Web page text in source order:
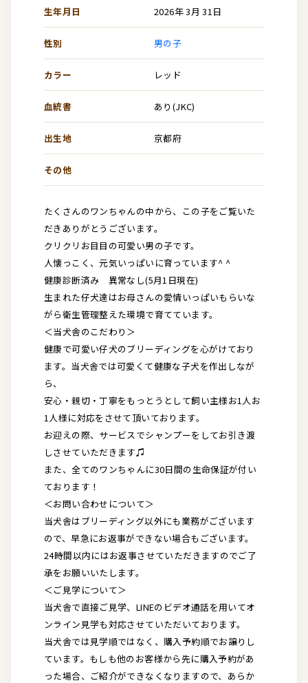
生年月日 2026年 3月 31日
性別 男の子
カラー レッド
血統書 あり(JKC)
出生地 京都府
その他
たくさんのワンちゃんの中から、この子をご覧いた
だきありがとうございます。
クリクリお目目の可愛い男の子です。
人懐っこく、元気いっぱいに育っています^ ^
健康診断済み 異常なし(5月1日現在)
生まれた仔犬達はお母さんの愛情いっぱいもらいな
がら衛生管理整えた環境で育てています。
＜当犬舎のこだわり＞
健康で可愛い仔犬のブリーディングを心がけており
ます。当犬舎では可愛くて健康な子犬を作出しなが
ら、
安心・親切・丁寧をもっとうとして飼い主様お1人お
1人様に対応をさせて頂いております。
お迎えの際、サービスでシャンプーをしてお引き渡
しさせていただきます♫
また、全てのワンちゃんに30日間の生命保証が付い
ております！
＜お問い合わせについて＞
当犬舎はブリーディング以外にも業務がございます
ので、早急にお返事ができない場合もございます。
24時間以内にはお返事させていただきますのでご了
承をお願いいたします。
＜ご見学について＞
当犬舎で直接ご見学、LINEのビデオ通話を用いてオ
ンライン見学も対応させていただいております。
当犬舎では見学順ではなく、購入予約順でお譲りし
ています。もしも他のお客様から先に購入予約があ
った場合、ご紹介ができなくなりますので、あらか